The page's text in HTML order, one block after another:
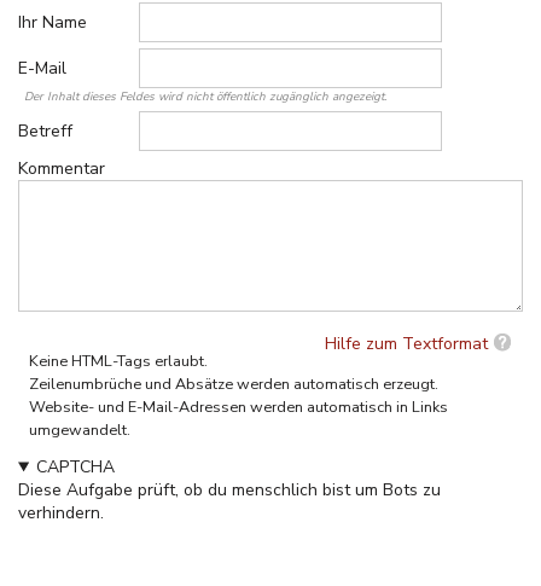
Ihr Name
E-Mail
Der Inhalt dieses Feldes wird nicht öffentlich zugänglich angezeigt.
Betreff
Kommentar
Hilfe zum Textformat
Keine HTML-Tags erlaubt.
Zeilenumbrüche und Absätze werden automatisch erzeugt.
Website- und E-Mail-Adressen werden automatisch in Links
umgewandelt.
CAPTCHA
Diese Aufgabe prüft, ob du menschlich bist um Bots zu
verhindern.